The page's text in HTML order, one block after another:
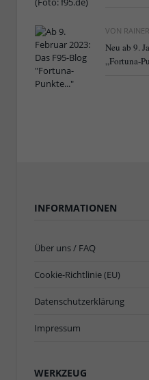
VON
Neu ab 9.
„Fortuna-
INFORMATIONEN
Über uns / FAQ
Cookie-Richtlinie (EU)
Datenschutzerklärung
Impressum
WERKZEUG